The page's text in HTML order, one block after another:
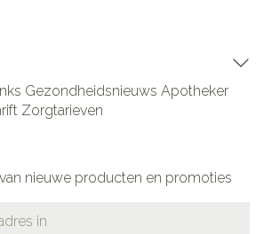
Gezondheidsnieuws Apotheker
Zorgtarieven
nieuwe producten en promoties